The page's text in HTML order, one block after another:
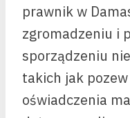
prawnik w
zgromadzeniu i
sporządzeniu
takich jak
oświadczenia